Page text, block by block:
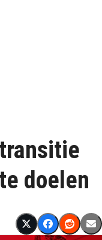
doelen